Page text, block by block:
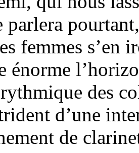
parlera
femmes s’en
énorme
des
d’une
de